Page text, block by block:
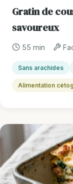
Gratin de
savoureux
55 min
Sans arachides
Alimentation